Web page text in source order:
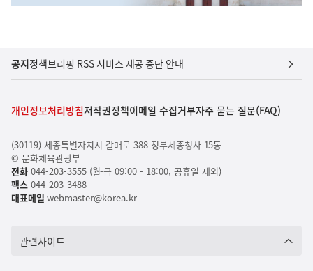
공지정책브리핑 RSS 서비스 제공 중단 안내
개인정보처리방침저작권정책이메일 수집거부자주 묻는 질문(FAQ)
(30119) 세종특별자치시 갈매로 388 정부세종청사 15동
© 문화체육관광부
전화044-203-3555 (월-금 09:00 - 18:00, 공휴일 제외)
팩스044-203-3488
대표메일 webmaster@korea.kr
관련사이트